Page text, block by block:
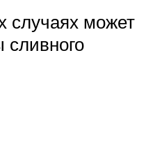
случаях может
сливного